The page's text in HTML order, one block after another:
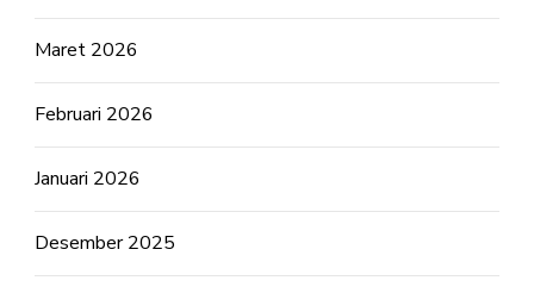
Maret 2026
Februari 2026
Januari 2026
Desember 2025